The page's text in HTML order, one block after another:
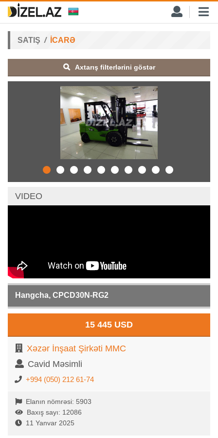
SATIŞ İCARƏ
Axtarış filterlərini göstər
VIDEO
Hangcha, CPCD30N-RG2
15 445 USD
Xəzər İnşaat Şirkəti MMC
Cavid Məsimli
+994 (050) 212 61-74
Elanın nömrəsi: 5903
Baxış sayı: 12086
11 Yanvar 2025